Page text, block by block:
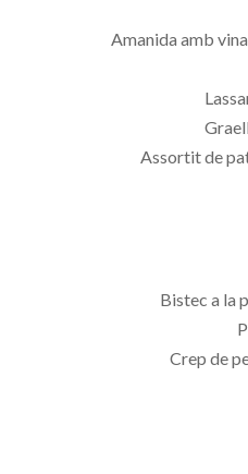
Amanida amb
Assortit de
Bistec a la
Crep de